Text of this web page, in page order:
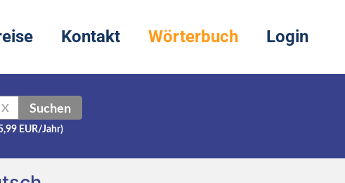
Kontakt Wörterbuch Login
X Suchen
EUR/Jahr)